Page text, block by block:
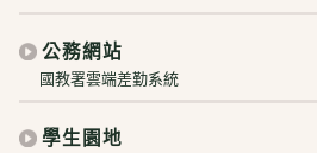
公務網站
國教署雲端差勤系統
學生園地